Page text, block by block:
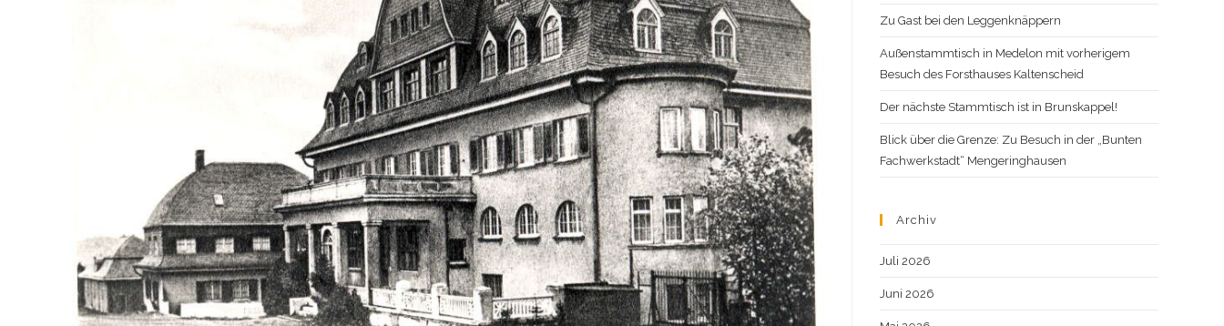
Zu Gast bei den Leggenknäppern
Außenstammtisch in Medelon mit vorherigem
Besuch des Forsthauses Kaltenscheid
Der nächste Stammtisch ist in Brunskappel!
Blick über die Grenze: Zu Besuch in der „Bunten
Fachwerkstadt“ Mengeringhausen
Archiv
Juli 2026
Juni 2026